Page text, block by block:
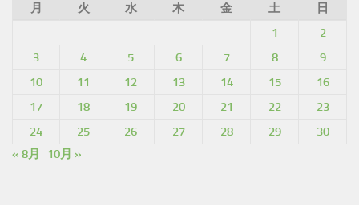
月
火 水 木 金 土
日
1
2
3
4 5 6 7 8
9
10
11 12 13 14 15
16
17
18 19 20 21 22
23
24
25 26 27 28 29
30
« 8月
10月 »